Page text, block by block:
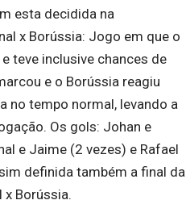
esta decidida na
x Borússia: Jogo em que o
teve inclusive chances de
e o Borússia reagiu
no tempo normal, levando a
Os gols: Johan e
e Jaime (2 vezes) e Rafael
definida também a final da
x Borússia.